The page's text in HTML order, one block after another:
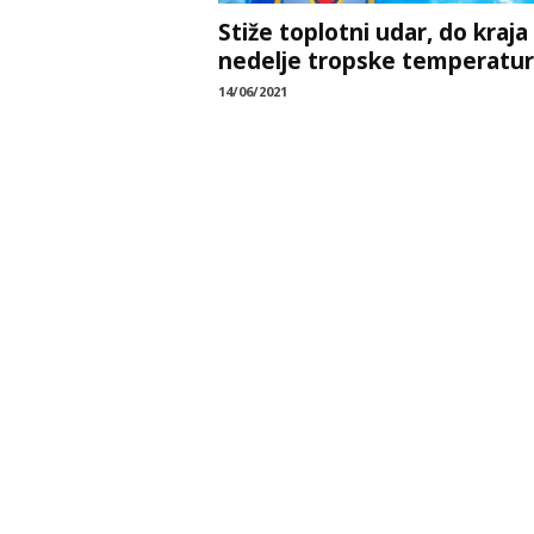
Stiže toplotni udar, do kraja
nedelje tropske
14/06/2021